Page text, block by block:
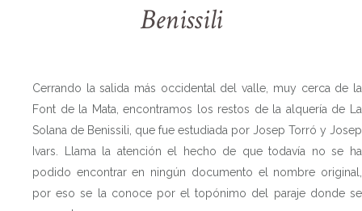
Benissili
Cerrando la salida más occidental del valle, muy cerca de la
Font de la Mata, encontramos los restos de la alquería de La
Solana de Benissili, que fue estudiada por Josep Torró y Josep
Ivars. Llama la atención el hecho de que todavía no se ha
podido encontrar en ningún documento el nombre original,
por eso se la conoce por el topónimo del paraje donde se